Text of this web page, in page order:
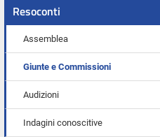
Resoconti
Assemblea
Giunte e Commissioni
Audizioni
Indagini conoscitive